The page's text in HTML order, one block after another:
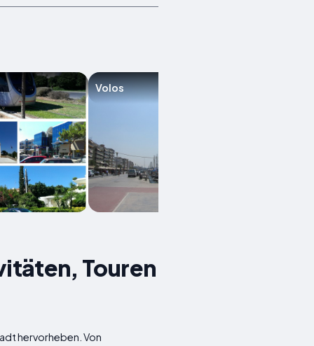
Volos
Touren
hervorheben. Von